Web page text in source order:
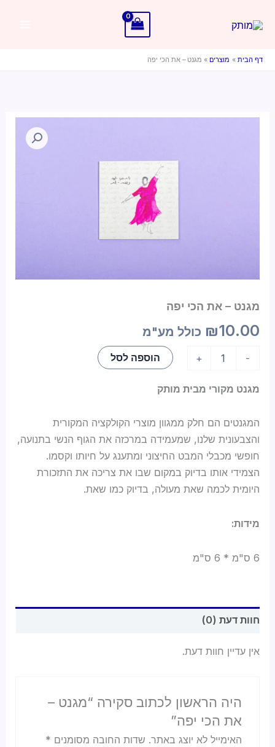
לתוכן
דף הבית מוצרים מגנט – את הכי יפה
מגנט – את הכי יפה
₪10.00 כולל מע"מ
-
+ הוספה לסל
מגנט מקורי מבית מותק
המגנטים הם חלק ממגוון מוצרי הקולקציה המקורית
והצבעונית שלנו, שמעמידה במרכזה את הגוף הנשי בתנועה,
חופשי מכבלי המבט החיצוני ומתענג על חיותו וקסמו.
הצמידי אותו בדיוק במקום שבו את צריכה את התזכורת
היומית לכמה שאת מעולה, בדיוק כמו שאת.
מידות:
6 ס"מ * 6 ס"מ
חוות דעת (0)
אין עדיין חוות דעת.
היה הראשון לכתוב סקירה “מגנט –
את הכי יפה”
האימייל לא יוצג באתר. שדות החובה מסומנים *